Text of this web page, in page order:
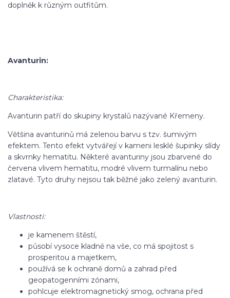
doplněk k různým outfitům.
Avanturin:
Charakteristika:
Avanturin patří do skupiny krystalů nazývané Křemeny.
Většina avanturinů má zelenou barvu s tzv. šumivým
efektem. Tento efekt vytvářejí v kameni lesklé šupinky slídy
a skvrnky hematitu. Některé avanturiny jsou zbarvené do
červena vlivem hematitu, modré vlivem turmalínu nebo
zlatavé. Tyto druhy nejsou tak běžné jako zelený avanturin.
Vlastnosti:
je kamenem štěstí,
působí vysoce kladně na vše, co má spojitost s
prosperitou a majetkem,
používá se k ochraně domů a zahrad před
geopatogenními zónami,
pohlcuje elektromagnetický smog, ochrana před